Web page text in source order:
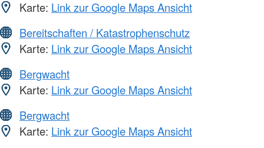
Karte: Link zur Google Maps Ansicht
Bereitschaften / Katastrophenschutz
Karte: Link zur Google Maps Ansicht
Bergwacht
Karte: Link zur Google Maps Ansicht
Bergwacht
Karte: Link zur Google Maps Ansicht